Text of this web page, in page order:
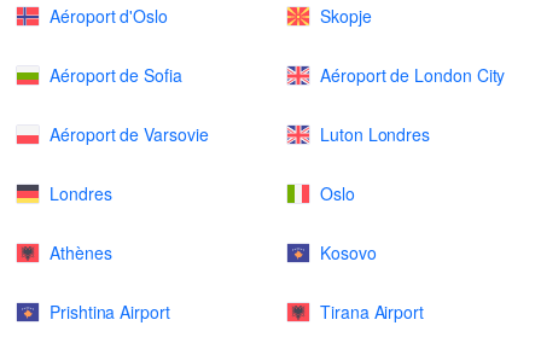
Aéroport d'Oslo Skopje
Aéroport de Sofia Aéroport de London City
Aéroport de Varsovie Luton Londres
Londres Oslo
Athènes Kosovo
Prishtina Airport Tirana Airport